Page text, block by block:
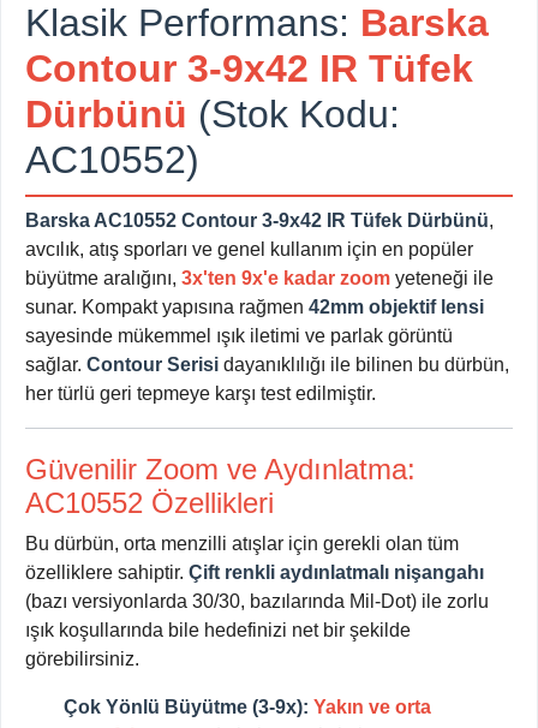
Klasik Performans: Barska
Contour 3-9x42 IR Tüfek
Dürbünü (Stok Kodu:
AC10552)
Barska AC10552 Contour 3-9x42 IR Tüfek Dürbünü,
avcılık, atış sporları ve genel kullanım için en popüler
büyütme aralığını, 3x'ten 9x'e kadar zoom yeteneği ile
sunar. Kompakt yapısına rağmen 42mm objektif lensi
sayesinde mükemmel ışık iletimi ve parlak görüntü
sağlar. Contour Serisi dayanıklılığı ile bilinen bu dürbün,
her türlü geri tepmeye karşı test edilmiştir.
Güvenilir Zoom ve Aydınlatma:
AC10552 Özellikleri
Bu dürbün, orta menzilli atışlar için gerekli olan tüm
özelliklere sahiptir. Çift renkli aydınlatmalı nişangahı
(bazı versiyonlarda 30/30, bazılarında Mil-Dot) ile zorlu
ışık koşullarında bile hedefinizi net bir şekilde
görebilirsiniz.
Çok Yönlü Büyütme (3-9x): Yakın ve orta